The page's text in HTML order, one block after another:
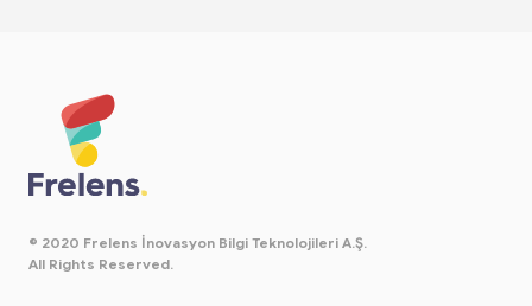
© 2020 Frelens İnovasyon Bilgi Teknolojileri A.Ş.
All Rights Reserved.